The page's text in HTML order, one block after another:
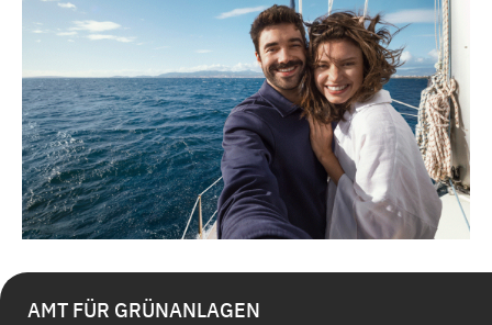
AMT FÜR GRÜNANLAGEN